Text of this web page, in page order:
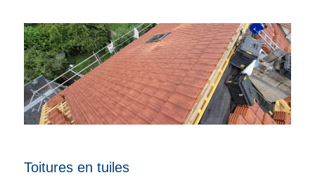
Toitures en tuiles